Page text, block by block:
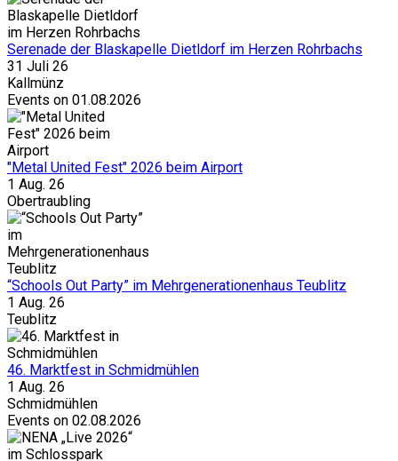
Serenade der Blaskapelle Dietldorf im Herzen Rohrbachs
31 Juli 26
Kallmünz
Events on 01.08.2026
"Metal United Fest" 2026 beim Airport
1 Aug. 26
Obertraubling
“Schools Out Party” im Mehrgenerationenhaus Teublitz
1 Aug. 26
Teublitz
46. Marktfest in Schmidmühlen
1 Aug. 26
Schmidmühlen
Events on 02.08.2026